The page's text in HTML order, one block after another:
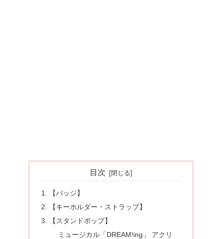
目次
【バッジ】
【キーホルダー・ストラップ】
【スタンドポップ】
ミュージカル「DREAM!ing」 アクリ